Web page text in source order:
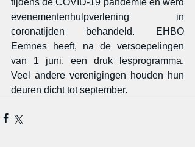
evenementenhulpverlening in
coronatijden behandeld. EHBO
Eemnes heeft, na de versoepelingen
van 1 juni, een druk lesprogramma.
Veel andere verenigingen houden hun
deuren dicht tot september.